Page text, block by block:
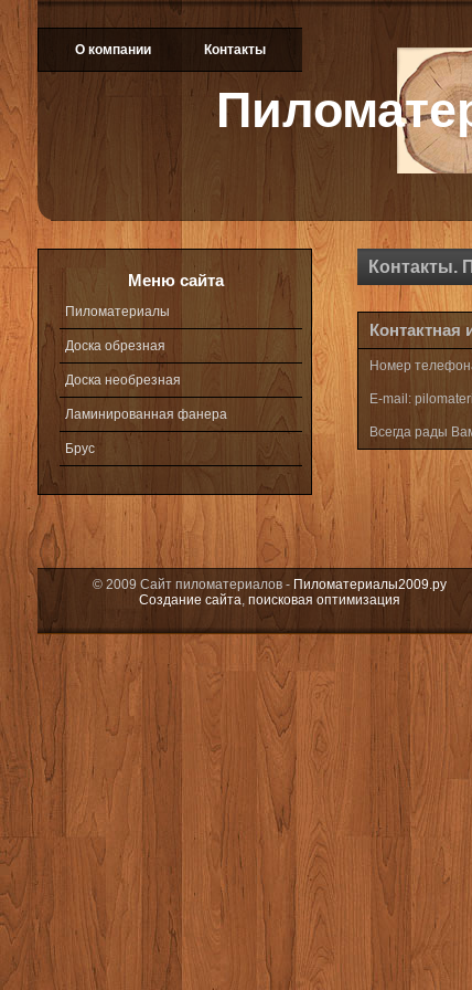
О компании Контакты
Меню сайта
Пиломатериалы
Доска обрезная
Доска необрезная
Ламинированная фанера
Брус
Контакты.
Контактная
Номер
E-mail:
Всегда рады
© 2009 Сайт пиломатериалов - Пиломатериалы2009.ру
Создание сайта, поисковая оптимизация